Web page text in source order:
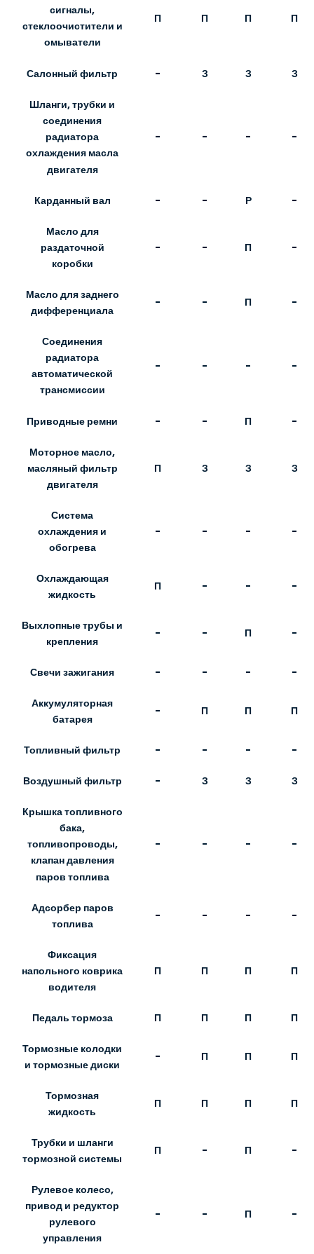
сигналы,
стеклоочистители и
омыватели
П П П П
Салонный фильтр - З З З
Шланги, трубки и
соединения
радиатора
охлаждения масла
двигателя
- - - -
Карданный вал - - Р -
Масло для
раздаточной
коробки
- - П -
Масло для заднего
дифференциала
- - П -
Соединения
радиатора
автоматической
трансмиссии
- - - -
Приводные ремни - - П -
Моторное масло,
масляный фильтр
двигателя
П З З З
Система
охлаждения и
обогрева
- - - -
Охлаждающая
жидкость
П - - -
Выхлопные трубы и
крепления
- - П -
Свечи зажигания - - - -
Аккумуляторная
батарея
- П П П
Топливный фильтр - - - -
Воздушный фильтр - З З З
Крышка топливного
бака,
топливопроводы,
клапан давления
паров топлива
- - - -
Адсорбер паров
топлива
- - - -
Фиксация
напольного коврика
водителя
П П П П
Педаль тормоза П П П П
Тормозные колодки
и тормозные диски
- П П П
Тормозная
жидкость
П П П П
Трубки и шланги
тормозной системы
П - П -
Рулевое колесо,
привод и редуктор
рулевого
управления
- - П -